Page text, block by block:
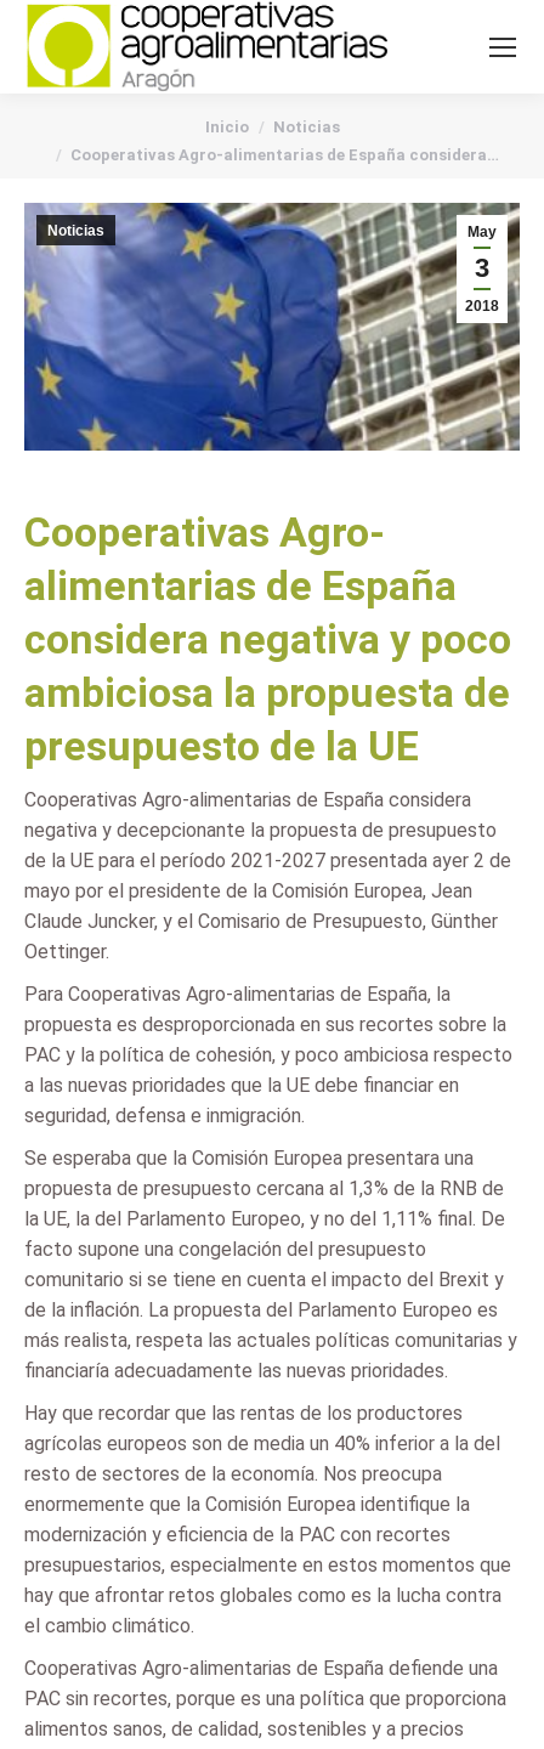
Inicio
Noticias
Cooperativas Agro-alimentarias de España considera…
May
3
2018
Noticias
Cooperativas Agro-
alimentarias de España
considera negativa y poco
ambiciosa la propuesta de
presupuesto de la UE
Cooperativas Agro-alimentarias de España considera
negativa y decepcionante la propuesta de presupuesto
de la UE para el período 2021-2027 presentada ayer 2 de
mayo por el presidente de la Comisión Europea, Jean
Claude Juncker, y el Comisario de Presupuesto, Günther
Oettinger.
Para Cooperativas Agro-alimentarias de España, la
propuesta es desproporcionada en sus recortes sobre la
PAC y la política de cohesión, y poco ambiciosa respecto
a las nuevas prioridades que la UE debe financiar en
seguridad, defensa e inmigración.
Se esperaba que la Comisión Europea presentara una
propuesta de presupuesto cercana al 1,3% de la RNB de
la UE, la del Parlamento Europeo, y no del 1,11% final. De
facto supone una congelación del presupuesto
comunitario si se tiene en cuenta el impacto del Brexit y
de la inflación. La propuesta del Parlamento Europeo es
más realista, respeta las actuales políticas comunitarias y
financiaría adecuadamente las nuevas prioridades.
Hay que recordar que las rentas de los productores
agrícolas europeos son de media un 40% inferior a la del
resto de sectores de la economía. Nos preocupa
enormemente que la Comisión Europea identifique la
modernización y eficiencia de la PAC con recortes
presupuestarios, especialmente en estos momentos que
hay que afrontar retos globales como es la lucha contra
el cambio climático.
Cooperativas Agro-alimentarias de España defiende una
PAC sin recortes, porque es una política que proporciona
alimentos sanos, de calidad, sostenibles y a precios